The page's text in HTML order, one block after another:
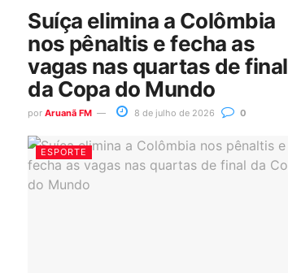
Suíça elimina a Colômbia
nos pênaltis e fecha as
vagas nas quartas de final
da Copa do Mundo
por Aruanã FM 8 de julho de 2026 0
ESPORTE